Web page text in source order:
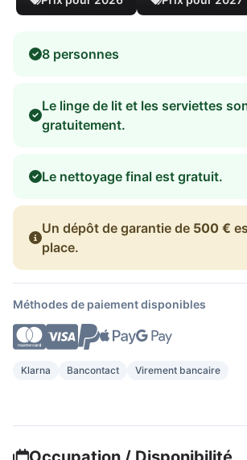
8 personnes
Le linge de lit et les serviettes
gratuitement.
Le nettoyage final est gratuit.
Un dépôt de garantie de 500 €
place.
Méthodes de paiement disponibles
Klarna Bancontact Virement bancaire